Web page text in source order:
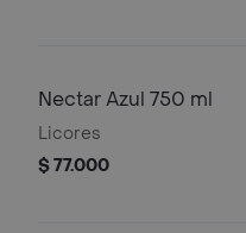
Nectar Azul 750 ml
Licores
$ 77.000